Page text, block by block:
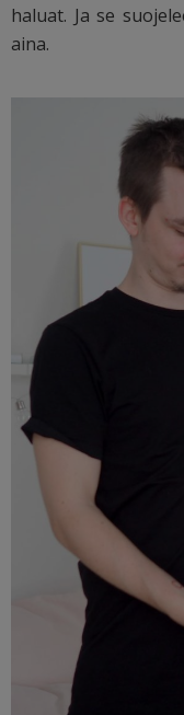
haluat. Ja se
aina.